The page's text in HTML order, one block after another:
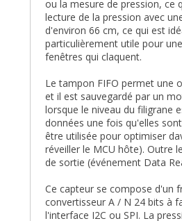
ou la mesure de pression, ce
lecture de la pression avec
d'environ 66 cm, ce qui est
particulièrement utile pour
fenêtres qui claquent.
Le tampon FIFO permet une
et il est sauvegardé par un
lorsque le niveau du filigrane
données une fois qu'elles
être utilisée pour optimiser
réveiller le MCU hôte). Outre
de sortie (événement Data
Ce capteur se compose d'un
convertisseur A / N 24 bits à
l'interface I2C ou SPI. La